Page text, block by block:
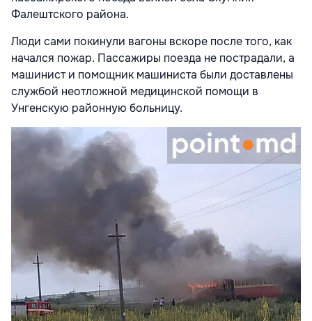
Фалештского района.
Люди сами покинули вагоны вскоре после того, как
начался пожар. Пассажиры поезда не пострадали, а
машинист и помощник машиниста были доставлены
службой неотложной медицинской помощи в
Унгенскую районную больницу.